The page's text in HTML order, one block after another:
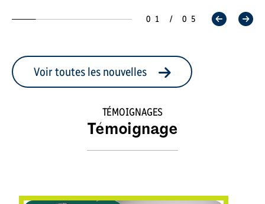
01 / 05
Voir toutes les nouvelles
TÉMOIGNAGES
Témoignage